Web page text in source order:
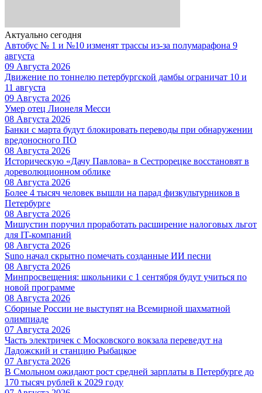
Актуально сегодня
Автобус № 1 и №10 изменят трассы из-за полумарафона 9
августа
09 Августа 2026
Движение по тоннелю петербургской дамбы ограничат 10 и
11 августа
09 Августа 2026
Умер отец Лионеля Месси
08 Августа 2026
Банки с марта будут блокировать переводы при обнаружении
вредоносного ПО
08 Августа 2026
Историческую «Дачу Павлова» в Сестрорецке восстановят в
дореволюционном облике
08 Августа 2026
Более 4 тысяч человек вышли на парад физкультурников в
Петербурге
08 Августа 2026
Мишустин поручил проработать расширение налоговых льгот
для IT-компаний
08 Августа 2026
Suno начал скрытно помечать созданные ИИ песни
08 Августа 2026
Минпросвещения: школьники с 1 сентября будут учиться по
новой программе
08 Августа 2026
Сборные России не выступят на Всемирной шахматной
олимпиаде
07 Августа 2026
Часть электричек с Московского вокзала переведут на
Ладожский и станцию Рыбацкое
07 Августа 2026
В Смольном ожидают рост средней зарплаты в Петербурге до
170 тысяч рублей к 2029 году